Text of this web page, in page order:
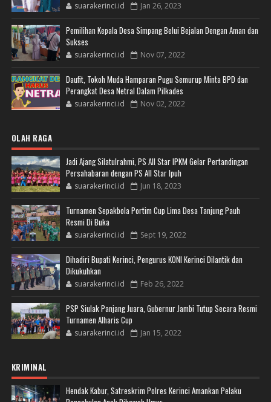
suarakerinci.id Jan 26, 2023
Pemilihan Kepala Desa Simpang Belui Bejalan Dengan Aman dan
Sukses
suarakerinci.id Nov 07, 2022
Daufit, Tokoh Muda Hamparan Pugu Semurup Minta BPD dan
Perangkat Desa Netral Dalam Pilkades
suarakerinci.id Nov 02, 2022
OLAH RAGA
Jadi Ajang Silatulrahmi, PS All Star IPKM Gelar Pertandingan
Persahabaran dengan PS All Star Ipuh
suarakerinci.id Jun 18, 2023
Turnamen Sepakbola Portim Cup Lima Desa Tanjung Pauh
Resmi Di Buka
suarakerinci.id Sept 19, 2022
Dihadiri Bupati Kerinci, Pengurus KONI Kerinci Dilantik dan
Dikukuhkan
suarakerinci.id Feb 26, 2022
PSP Siulak Panjang Juara, Gubernur Jambi Tutup Secara Resmi
Turnamen Alharis Cup
suarakerinci.id Jan 15, 2022
KRIMINAL
Hendak Kabur, Satreskrim Polres Kerinci Amankan Pelaku